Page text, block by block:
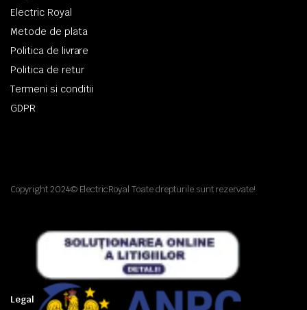
Electric Royal
Metode de plata
Politica de livrare
Politica de retur
Termeni si conditii
GDPR
Copyright 2024© ElectricRoyal Toate drepturile sunt rezervate!
Legal